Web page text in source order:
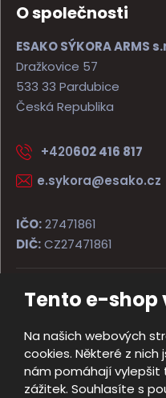
Tento e-shop
Na našich webových
cookies. Některé z
nám pomáhají vylepšit
zážitek. Souhlasíte s
O společnosti
ESAKO SÝKORA ARMS
Dražkovice 57
533 33 Pardubice
Česká Republika
+420602 416 817
e.sykora@esako.cz
IČO:27471861
DIČ:CZ27471861
© 2026, ESAKO SÝKORA
Mapa stránek
Vyrobila
B